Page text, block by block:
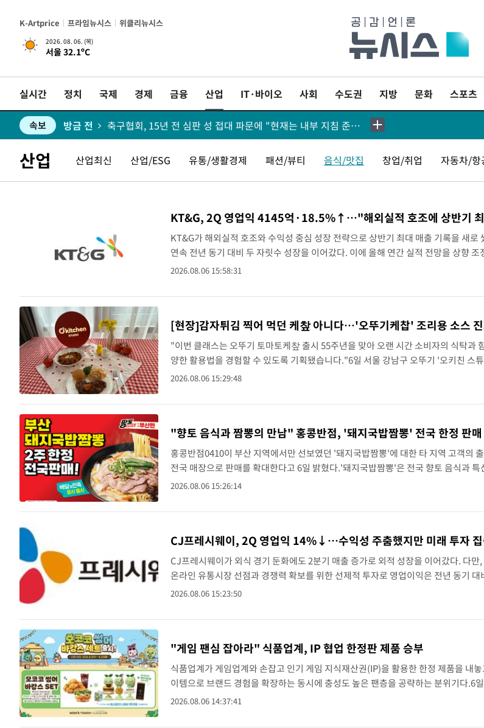
K-Artprice 프라임뉴시스 위클리뉴시스
2026. 08. 06. (목)
서울 32.1ºC
실시간 정치 국제 경제 금융 산업 IT·바이오 사회 수도권 지방 문화 스포츠
속보 방금 전 [속보] 뉴욕증시, 혼조 출발…나스닥 0.3%↓, 다우 0.14%↑
속보 방금 전 축구협회, 15년 전 심판 성 접대 파문에 "현재는 내부 지침 준수"
속보 방금 전 경찰, '홍명보는 2순위' 결론냈던 스포츠윤리센터도 압수수색
속보 방금 전 [속보]합참 "北 발사체는 단거리탄도미사일…감시·경계태세 강화"
[속보] SKT, 에이닷 서비스 장애 발생…"원인 파악 중"
방금 전 [속보]합참 "북, 동해상으로 미상 발사체 발사"
속보 방금 전 '낮 최고 39도' 불볕더위…한밤 열대야도 계속[내일날씨]
속보 방금 전 [속보]7~9일 프로야구 3연전도 폭염 취소…11일 재개
속보 방금 전 "韓 외환시장 개입 관측 배경엔 美의 대한국 무역적자 있어"
속보 방금 전
속보 방금 전 서울 낮 37.9도, 올여름 최고치 경신…영등포 순간 '40도'
속보 방금 전 [속보]종합특검, 대검 추가 압수수색…내란 중요임무종사 혐의
속보 방금 전 [속보]코스닥, 800p 회복…0.26% 오른 801.67 마감
방금 전 [속보]코스피, 301.88포인트(4.58%) 내린 6296.38 마감
방금 전 [속보]원·달러 환율, 0.7원 내린 1423.8원 마감
속보 "여기 떨어졌다"…다누리, 스페이스X 로켓 달 충돌 흔적 포착
속보 방금 전 손흥민, 5경기 연속골 실패…LAFC는 승부차기 끝 과달라하라 격파
속보 내일까지 39도 '펄펄'…기상청 "태풍 지나며 폭염 잠시 꺾인다"
산업 산업최신 산업/ESG 유통/생활경제 패션/뷰티 음식/맛집 창업/취업 자동차/항
KT&G, 2Q 영업익 4145억·18.5%↑…"해외실적 호조에 상반기
KT&G가 해외실적 호조와 수익성 중심 성장 전략으로 상반기 최대 매출 기록을 새로
연속 전년 동기 대비 두 자릿수 성장을 이어갔다. 이에 올해 연간 실적 전망을 상향
KT&G는 2분기 연결 기준 매출액 1조7016억원, 영업이익은 4145억원을 기록했다고
2026.08.06 15:58:31
[현장]감자튀김 찍어 먹던 케챂 아니다…'오뚜기케찹' 조리용 소스
"이번 클래스는 오뚜기 토마토케챂 출시 55주년을 맞아 오랜 시간 소비자의 식탁과
양한 활용법을 경험할 수 있도록 기획됐습니다."6일 서울 강남구 오뚜기 '오키친 스
래스에서 김지현 오뚜기 BX실 팀장은 "오뚜기 케챂이 단순히 뿌려먹고, 찍어먹는 소
2026.08.06 15:29:48
"향토 음식과 짬뽕의 만남" 홍콩반점, '돼지국밥짬뽕' 전국 한정 판매
홍콩반점0410이 부산 지역에서만 선보였던 '돼지국밥짬뽕'에 대한 타 지역 고객의
전국 매장으로 판매를 확대한다고 6일 밝혔다.'돼지국밥짬뽕'은 전국 향토 음식과 특
를 개발하는 '팔도 홍콩반점' 프로젝트의 첫 제품이다. 부산을 대표하는 돼지국밥을
2026.08.06 15:26:14
CJ프레시웨이, 2Q 영업익 14%↓…수익성 주춤했지만 미래 투자
CJ프레시웨이가 외식 경기 둔화에도 2분기 매출 증가로 외적 성장을 이어갔다. 다
온라인 유통시장 선점과 경쟁력 확보를 위한 선제적 투자로 영업이익은 전년 동기
웨이는 2분기 매출이 9232억원으로 전년 동기 대비 4.5% 증가했다고 밝혔다.다만 영
2026.08.06 15:23:50
"게임 팬심 잡아라" 식품업계, IP 협업 한정판 제품 승부
식품업계가 게임업계와 손잡고 인기 게임 지식재산권(IP)을 활용한 한정 제품을 내
이템으로 브랜드 경험을 확장하는 동시에 충성도 높은 팬층을 공략하는 분위기다.6
는 최근 스마일게이트의 대표 다중접속역할수행게임(MMORPG) 로스트아크와 네 번
2026.08.06 14:37:41